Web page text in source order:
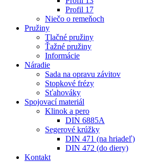
Profil 17
Niečo o remeňoch
Pružiny
Tlačné pružiny
Ťažné pružiny
Informácie
Náradie
Sada na opravu závitov
Stopkové frézy
Sťahováky
Spojovací materiál
Klinok a pero
DIN 6885A
Segerové krúžky
DIN 471 (na hriadeľ)
DIN 472 (do diery)
Kontakt